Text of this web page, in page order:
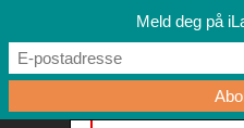
Meld deg på